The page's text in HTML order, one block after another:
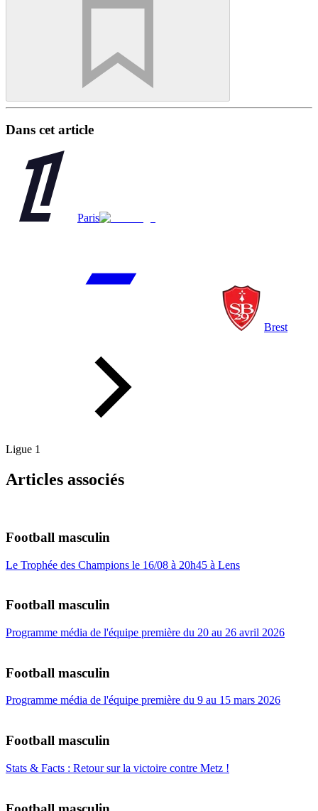
Dans cet article
Paris
Brest
Ligue 1
Articles associés
Football masculin
Le Trophée des Champions le 16/08 à 20h45 à Lens
Football masculin
Programme média de l'équipe première du 20 au 26 avril 2026
Football masculin
Programme média de l'équipe première du 9 au 15 mars 2026
Football masculin
Stats & Facts : Retour sur la victoire contre Metz !